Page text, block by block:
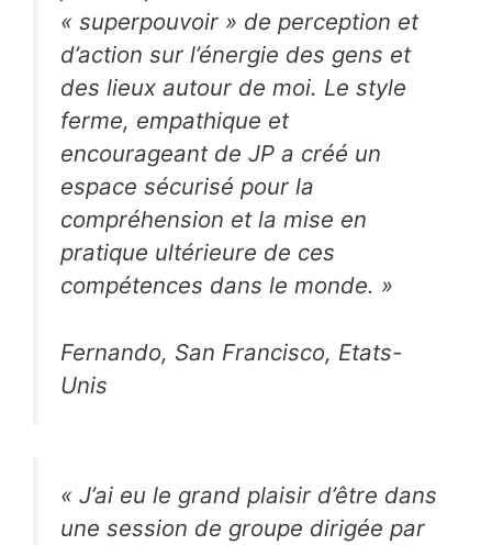
« superpouvoir » de perception et
d’action sur l’énergie des gens et
des lieux autour de moi. Le style
ferme, empathique et
encourageant de JP a créé un
espace sécurisé pour la
compréhension et la mise en
pratique ultérieure de ces
compétences dans le monde. »
Fernando, San Francisco, Etats-
Unis
« J’ai eu le grand plaisir d’être dans
une session de groupe dirigée par